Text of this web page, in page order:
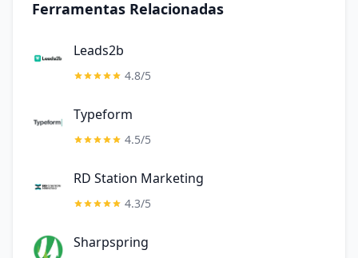
Ferramentas Relacionadas
Leads2b
4.8/5
Typeform
4.5/5
RD Station Marketing
4.3/5
Sharpspring